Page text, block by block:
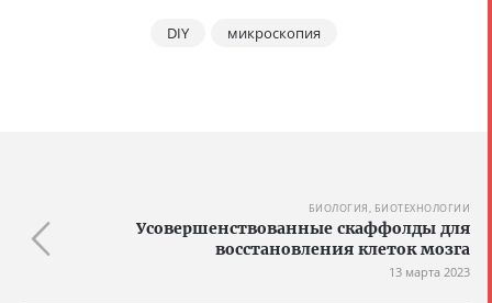
DIY микроскопия
БИОЛОГИЯ, БИОТЕХНОЛОГИИ
Усовершенствованные скаффолды для
восстановления клеток мозга
13 марта 2023